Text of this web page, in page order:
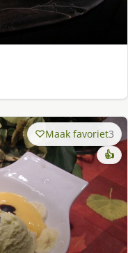
Maak favoriet3
👍